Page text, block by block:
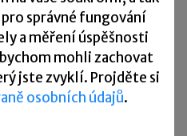
správné fungování
a měření úspěšnosti
mohli zachovat
jste zvyklí. Projděte si
osobních údajů.